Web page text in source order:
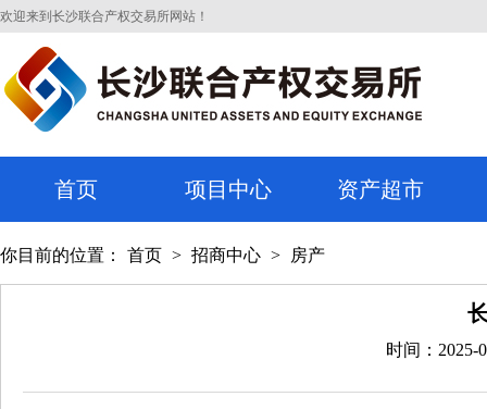
欢迎来到长沙联合产权交易所网站！
首页 项目中心 资产超市
你目前的位置： 首页 > 招商中心 > 房产
时间：